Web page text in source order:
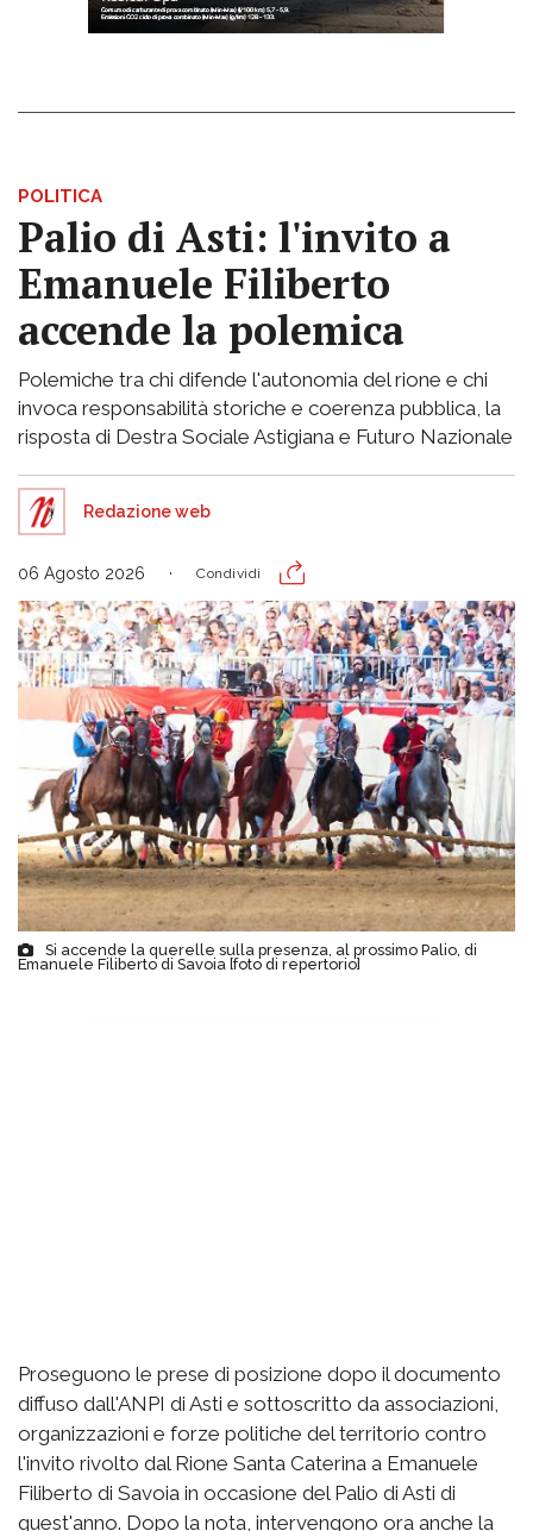
POLITICA
Palio di Asti: l'invito a
Emanuele Filiberto
accende la polemica
Polemiche tra chi difende l'autonomia del rione e chi
invoca responsabilità storiche e coerenza pubblica, la
risposta di Destra Sociale Astigiana e Futuro Nazionale
Redazione web
06 Agosto 2026 Condividi
Si accende la querelle sulla presenza, al prossimo Palio, di
Emanuele Filiberto di Savoia [foto di repertorio]
Proseguono le prese di posizione dopo il documento
diffuso dall'ANPI di Asti e sottoscritto da associazioni,
organizzazioni e forze politiche del territorio contro
l'invito rivolto dal Rione Santa Caterina a Emanuele
Filiberto di Savoia in occasione del Palio di Asti di
quest'anno. Dopo la nota, intervengono ora anche la